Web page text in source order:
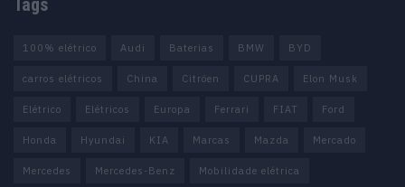
100% elétrico Audi Baterias BMW BYD
carros elétricos China Citröen CUPRA Elon Musk
Elétrico Elétricos Europa Ferrari FIAT Ford
Honda Hyundai KIA Marcas Mazda Mercado
Mercedes Mercedes-Benz Mobilidade elétrica